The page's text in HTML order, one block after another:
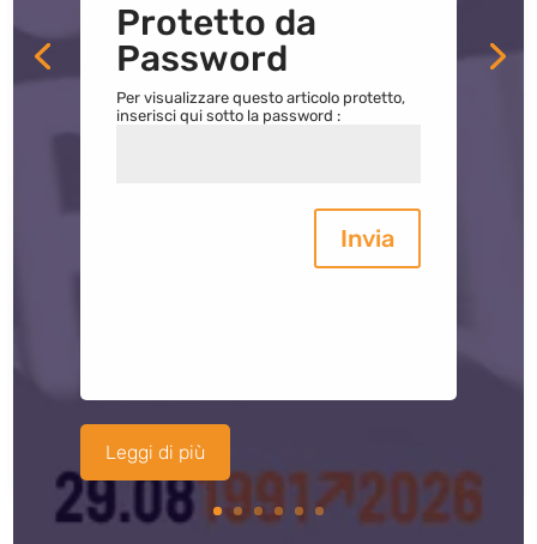
Protetto da
Password
Per visualizzare questo articolo protetto,
inserisci qui sotto la password :
Invia
Leggi di più